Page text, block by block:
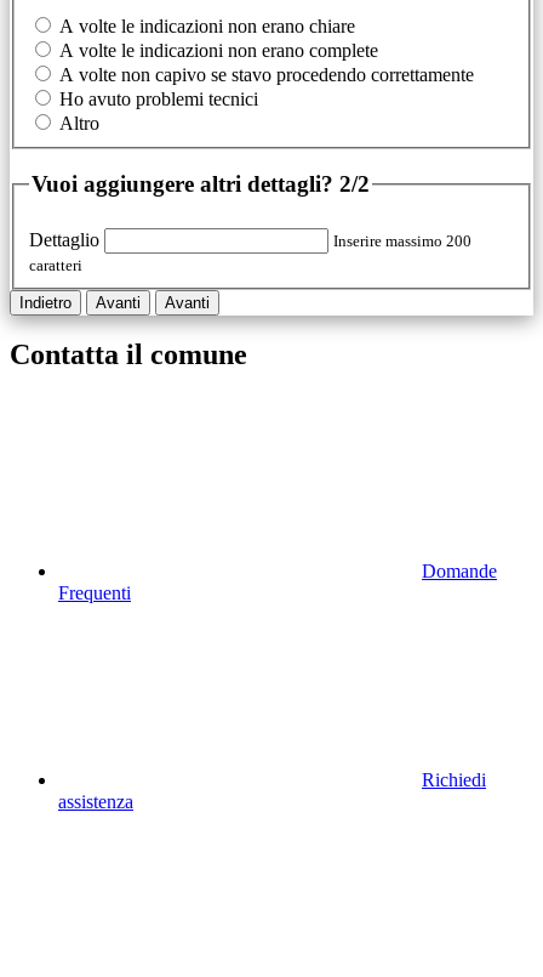
A volte le indicazioni non erano chiare
A volte le indicazioni non erano complete
A volte non capivo se stavo procedendo correttamente
Ho avuto problemi tecnici
Altro
Vuoi aggiungere altri dettagli? 2/2
Dettaglio
Inserire massimo 200
caratteri
Indietro Avanti Avanti
Contatta il comune
Domande
Frequenti
Richiedi
assistenza